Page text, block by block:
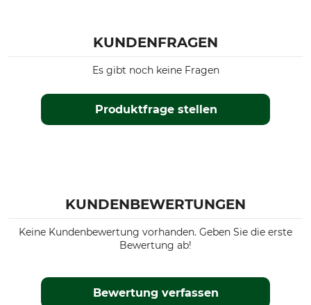
KUNDENFRAGEN
Produktfrage stellen
Es gibt noch keine Fragen
KUNDENBEWERTUNGEN
Keine Kundenbewertung vorhanden. Geben Sie die erste
Bewertung ab!
Bewertung verfassen